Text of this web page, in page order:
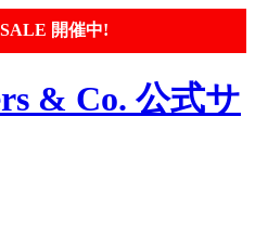
開催中!
& Co. 公式サ